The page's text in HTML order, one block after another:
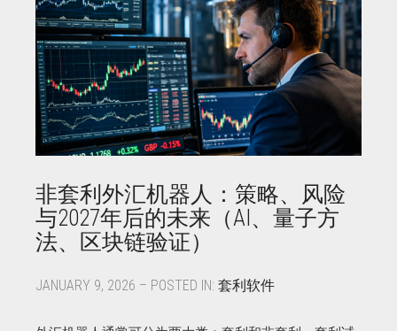
非套利外汇机器人：策略、风险
与2027年后的未来（AI、量子方
法、区块链验证）
JANUARY 9, 2026 – POSTED IN: 套利软件